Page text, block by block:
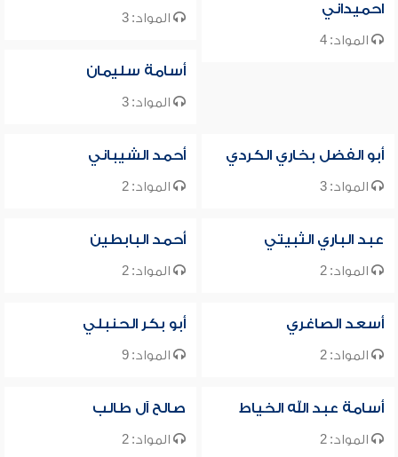
احميداني
المواد: 4
المواد: 3
أسامة سليمان
المواد: 3
أبو الفضل بخاري الكردي
المواد: 3
أحمد الشيباني
المواد: 2
عبد الباري الثبيتي
المواد: 2
أحمد البابطين
المواد: 2
أسعد الصاغري
المواد: 2
أبو بكر الحنبلي
المواد: 9
أسامة عبد الله الخياط
المواد: 2
صالح آل طالب
المواد: 2